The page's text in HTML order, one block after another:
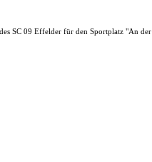
SC 09 Effelder für den Sportplatz "An